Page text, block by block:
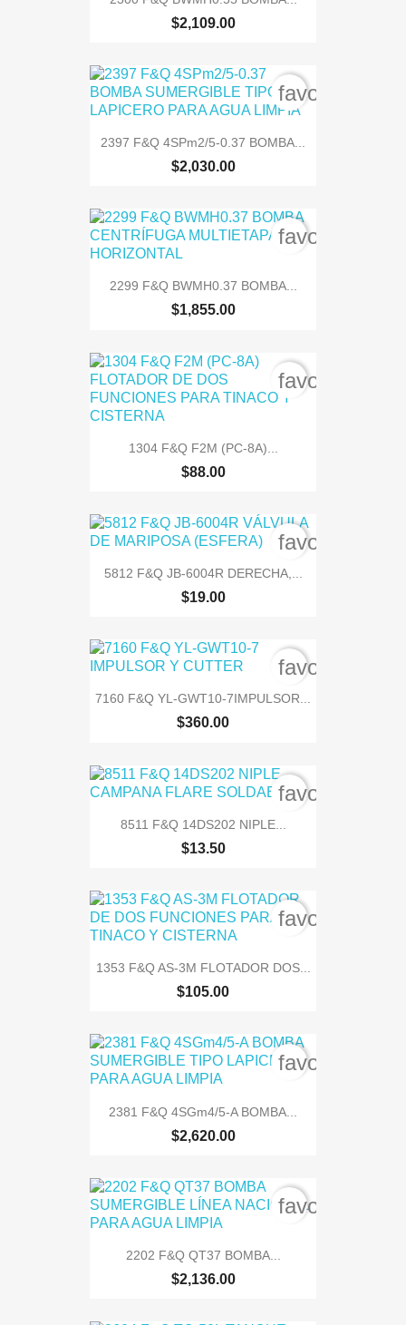
$2,109.00
2397 F&Q 4SPm2/5-0.37 BOMBA...
$2,030.00
2299 F&Q BWMH0.37 BOMBA...
$1,855.00
1304 F&Q F2M (PC-8A)...
$88.00
5812 F&Q JB-6004R DERECHA,...
$19.00
7160 F&Q YL-GWT10-7IMPULSOR...
$360.00
8511 F&Q 14DS202 NIPLE...
$13.50
1353 F&Q AS-3M FLOTADOR DOS...
$105.00
2381 F&Q 4SGm4/5-A BOMBA...
$2,620.00
2202 F&Q QT37 BOMBA...
$2,136.00